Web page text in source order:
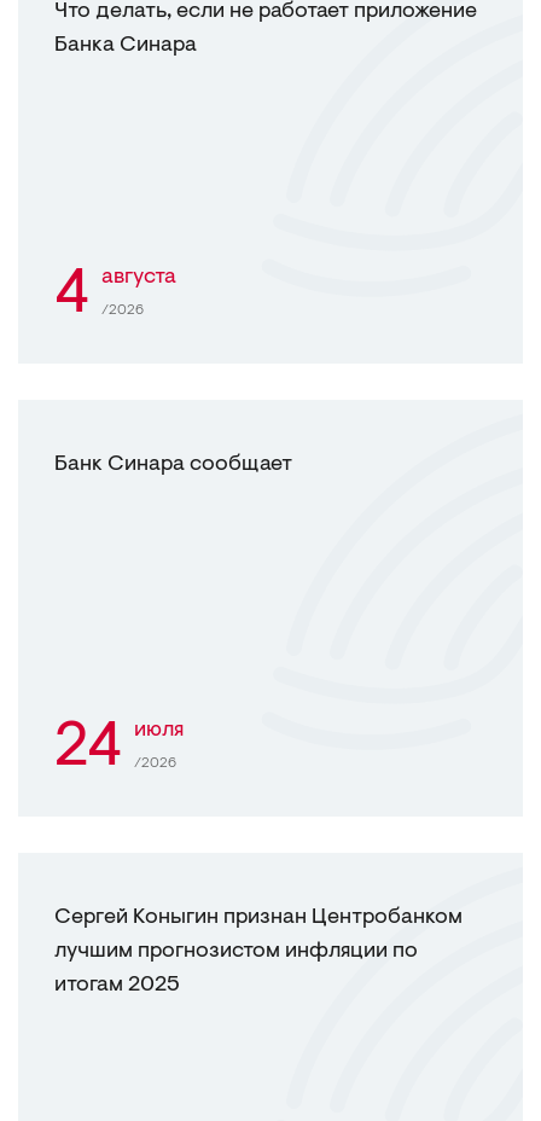
Что делать, если не работает приложение
Банка Синара
4 августа
/2026
Банк Синара сообщает
24 июля
/2026
Сергей Коныгин признан Центробанком
лучшим прогнозистом инфляции по
итогам 2025